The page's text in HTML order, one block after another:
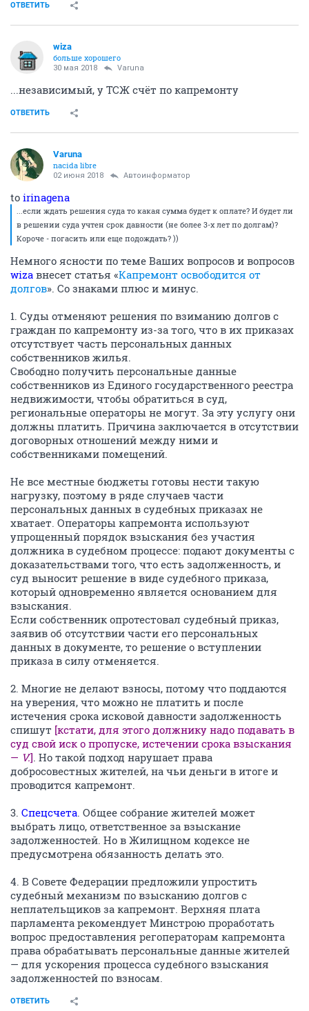
ОТВЕТИТЬ
wiza
больше хорошего
30 мая 2018 Varuna
...независимый, у ТСЖ счёт по капремонту
ОТВЕТИТЬ
Varuna
nacida libre
02 июня 2018 Автоинформатор
to irinagena
...если ждать решения суда то какая сумма будет к оплате? И будет ли
в решении суда учтен срок давности (не более 3-х лет по долгам)?
Короче - погасить или еще подождать? ))
Немного ясности по теме Ваших вопросов и вопросов
wiza внесет статья «Капремонт освободится от
долгов». Со знаками плюс и минус.
1. Суды отменяют решения по взиманию долгов с
граждан по капремонту из-за того, что в их приказах
отсутствует часть персональных данных
собственников жилья.
Свободно получить персональные данные
собственников из Единого государственного реестра
недвижимости, чтобы обратиться в суд,
региональные операторы не могут. За эту услугу они
должны платить. Причина заключается в отсутствии
договорных отношений между ними и
собственниками помещений.
Не все местные бюджеты готовы нести такую
нагрузку, поэтому в ряде случаев части
персональных данных в судебных приказах не
хватает. Операторы капремонта используют
упрощенный порядок взыскания без участия
должника в судебном процессе: подают документы с
доказательствами того, что есть задолженность, и
суд выносит решение в виде судебного приказа,
который одновременно является основанием для
взыскания.
Если собственник опротестовал судебный приказ,
заявив об отсутствии части его персональных
данных в документе, то решение о вступлении
приказа в силу отменяется.
2. Многие не делают взносы, потому что поддаются
на уверения, что можно не платить и после
истечения срока исковой давности задолженность
спишут [кстати, для этого должнику надо подавать в
суд свой иск о пропуске, истечении срока взыскания
— V.]. Но такой подход нарушает права
добросовестных жителей, на чьи деньги в итоге и
проводится капремонт.
3. Спецсчета. Общее собрание жителей может
выбрать лицо, ответственное за взыскание
задолженностей. Но в Жилищном кодексе не
предусмотрена обязанность делать это.
4. В Совете Федерации предложили упростить
судебный механизм по взысканию долгов с
неплательщиков за капремонт. Верхняя плата
парламента рекомендует Минстрою проработать
вопрос предоставления регоператорам капремонта
права обрабатывать персональные данные жителей
— для ускорения процесса судебного взыскания
задолженностей по взносам.
ОТВЕТИТЬ